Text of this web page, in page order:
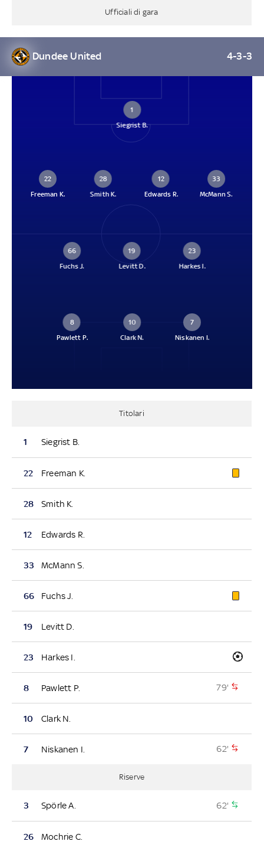
Ufficiali di gara
Dundee United 4-3-3
1
Siegrist B.
22
Freeman K.
28
Smith K.
12
Edwards R.
33
McMann S.
66
Fuchs J.
19
Levitt D.
23
Harkes I.
8
Pawlett P.
10
Clark N.
7
Niskanen I.
Titolari
1 Siegrist B.
22 Freeman K.
28 Smith K.
12 Edwards R.
33 McMann S.
66 Fuchs J.
19 Levitt D.
23 Harkes I.
8 Pawlett P. 79'
10 Clark N.
7 Niskanen I. 62'
Riserve
3 Spörle A. 62'
26 Mochrie C.